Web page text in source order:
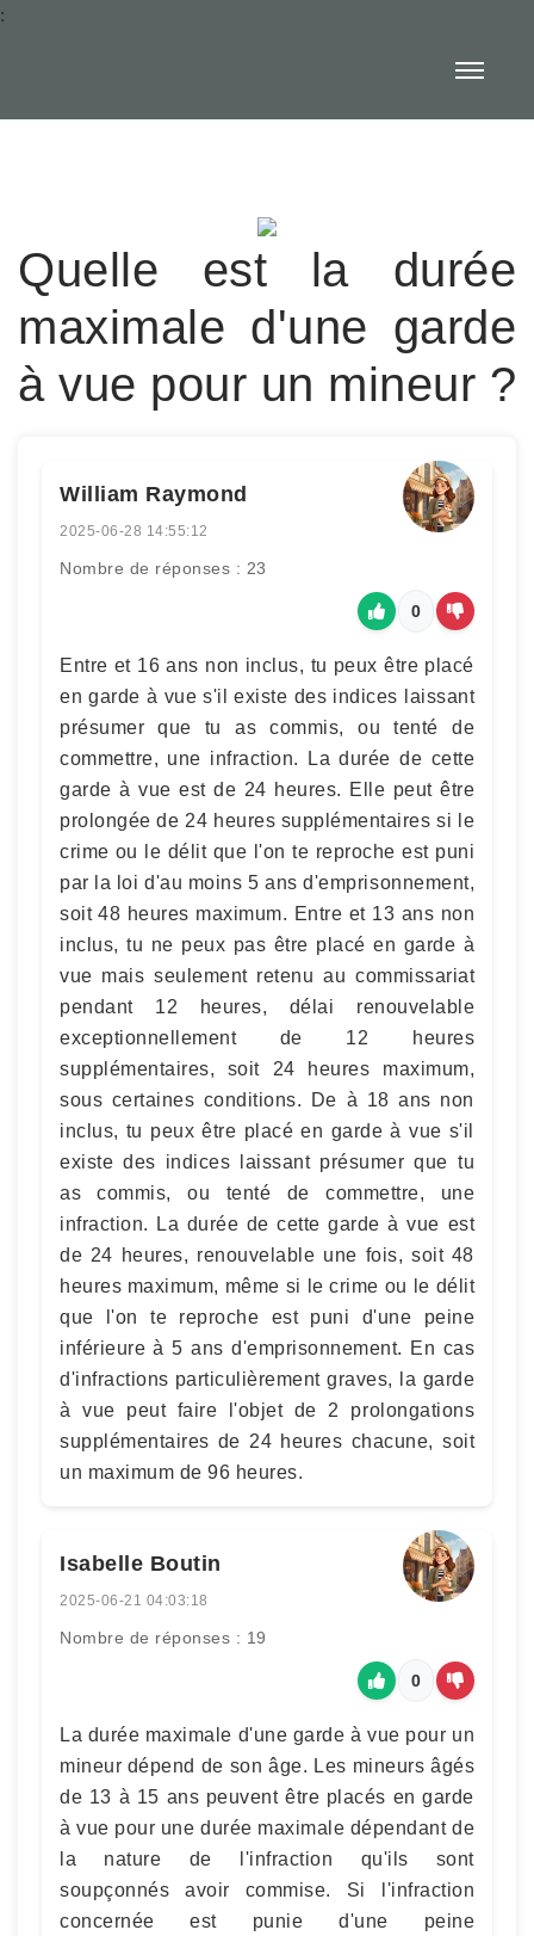
:
Quelle est la durée
maximale d'une garde
à vue pour un mineur ?
William Raymond
2025-06-28 14:55:12
Nombre de réponses : 23
0
Entre et 16 ans non inclus, tu peux être placé
en garde à vue s'il existe des indices laissant
présumer que tu as commis, ou tenté de
commettre, une infraction. La durée de cette
garde à vue est de 24 heures. Elle peut être
prolongée de 24 heures supplémentaires si le
crime ou le délit que l'on te reproche est puni
par la loi d'au moins 5 ans d'emprisonnement,
soit 48 heures maximum. Entre et 13 ans non
inclus, tu ne peux pas être placé en garde à
vue mais seulement retenu au commissariat
pendant 12 heures, délai renouvelable
exceptionnellement de 12 heures
supplémentaires, soit 24 heures maximum,
sous certaines conditions. De à 18 ans non
inclus, tu peux être placé en garde à vue s'il
existe des indices laissant présumer que tu
as commis, ou tenté de commettre, une
infraction. La durée de cette garde à vue est
de 24 heures, renouvelable une fois, soit 48
heures maximum, même si le crime ou le délit
que l'on te reproche est puni d'une peine
inférieure à 5 ans d'emprisonnement. En cas
d'infractions particulièrement graves, la garde
à vue peut faire l'objet de 2 prolongations
supplémentaires de 24 heures chacune, soit
un maximum de 96 heures.
Isabelle Boutin
2025-06-21 04:03:18
Nombre de réponses : 19
0
La durée maximale d'une garde à vue pour un
mineur dépend de son âge. Les mineurs âgés
de 13 à 15 ans peuvent être placés en garde
à vue pour une durée maximale dépendant de
la nature de l'infraction qu'ils sont
soupçonnés avoir commise. Si l'infraction
concernée est punie d'une peine